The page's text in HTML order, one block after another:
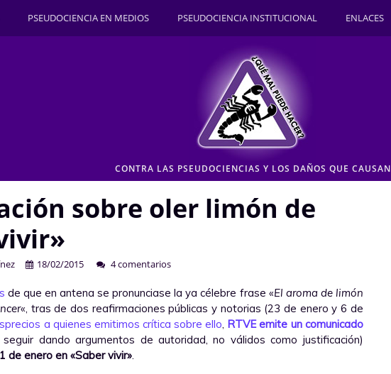
PSEUDOCIENCIA EN MEDIOS PSEUDOCIENCIA INSTITUCIONAL ENLACES
CONTRA LAS PSEUDOCIENCIAS Y LOS DAÑOS QUE CAUSAN
sobre oler limón de
18/02/2015 4 comentarios
de que en antena se pronunciase la ya célebre frase «El aroma de limón
«, tras de dos reafirmaciones públicas y notorias (23 de enero y 6 de
a quienes emitimos crítica sobre ello, RTVE emite un comunicado
dando argumentos de autoridad, no válidos como justificación)
de enero en «Saber vivir».